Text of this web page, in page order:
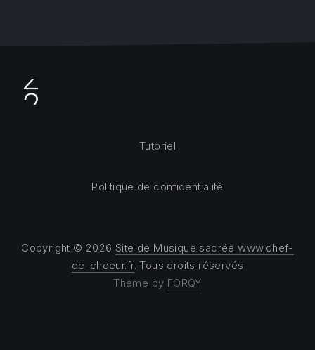
Copyright © 2026 Site de Musique sacrée www.chef-
de-choeur.fr. Tous droits réservés
Theme by FORQY
Tutoriel
Politique de confidentialité